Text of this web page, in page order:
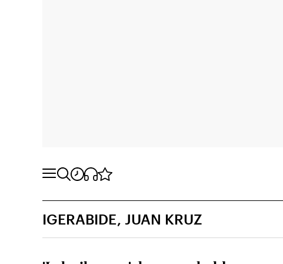
IGERABIDE, JUAN KRUZ